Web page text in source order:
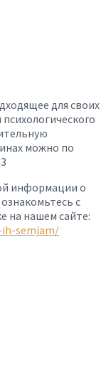
для своих
можно по
информации о
с
на нашем сайте:
semjam/